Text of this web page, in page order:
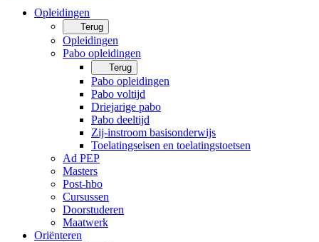
Opleidingen
Terug
Opleidingen
Pabo opleidingen
Terug
Pabo opleidingen
Pabo voltijd
Driejarige pabo
Pabo deeltijd
Zij-instroom basisonderwijs
Toelatingseisen en toelatingstoetsen
Ad PEP
Masters
Post-hbo
Cursussen
Doorstuderen
Maatwerk
Oriënteren